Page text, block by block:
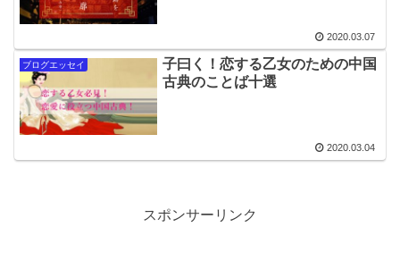
2020.03.07
ブログエッセイ
子曰く！恋する乙女のための中国
古典のことば十選
2020.03.04
スポンサーリンク